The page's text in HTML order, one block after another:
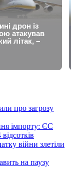
про загрозу
імпорту: ЄС
війни злетіли
на паузу